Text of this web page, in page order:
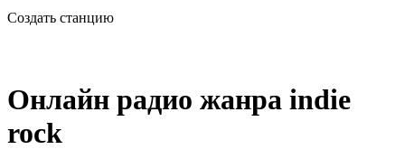
Создать станцию
Онлайн радио жанра indie
rock